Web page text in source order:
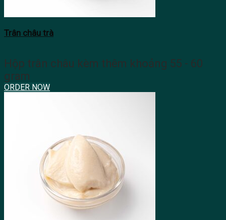
Trân châu trà
Hộp trân châu kèm thêm khoảng 55 - 60
gram
ORDER NOW